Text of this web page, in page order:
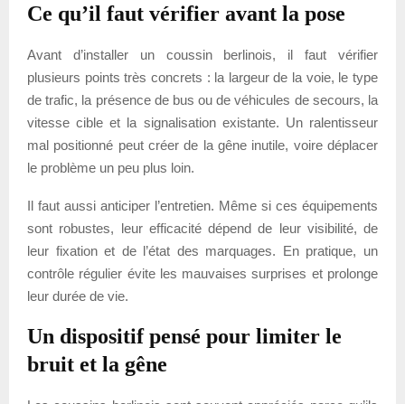
Ce qu’il faut vérifier avant la pose
Avant d’installer un coussin berlinois, il faut vérifier
plusieurs points très concrets : la largeur de la voie, le type
de trafic, la présence de bus ou de véhicules de secours, la
vitesse cible et la signalisation existante. Un ralentisseur
mal positionné peut créer de la gêne inutile, voire déplacer
le problème un peu plus loin.
Il faut aussi anticiper l’entretien. Même si ces équipements
sont robustes, leur efficacité dépend de leur visibilité, de
leur fixation et de l’état des marquages. En pratique, un
contrôle régulier évite les mauvaises surprises et prolonge
leur durée de vie.
Un dispositif pensé pour limiter le
bruit et la gêne